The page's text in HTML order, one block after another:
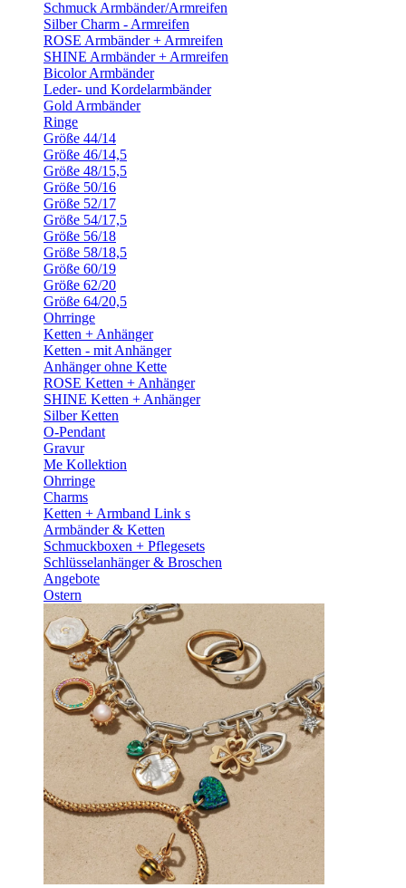
Schmuck Armbänder/Armreifen
Silber Charm - Armreifen
ROSE Armbänder + Armreifen
SHINE Armbänder + Armreifen
Bicolor Armbänder
Leder- und Kordelarmbänder
Gold Armbänder
Ringe
Größe 44/14
Größe 46/14,5
Größe 48/15,5
Größe 50/16
Größe 52/17
Größe 54/17,5
Größe 56/18
Größe 58/18,5
Größe 60/19
Größe 62/20
Größe 64/20,5
Ohrringe
Ketten + Anhänger
Ketten - mit Anhänger
Anhänger ohne Kette
ROSE Ketten + Anhänger
SHINE Ketten + Anhänger
Silber Ketten
O-Pendant
Gravur
Me Kollektion
Ohrringe
Charms
Ketten + Armband Link s
Armbänder & Ketten
Schmuckboxen + Pflegesets
Schlüsselanhänger & Broschen
Angebote
Ostern